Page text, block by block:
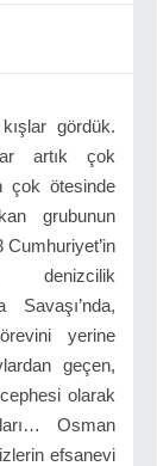
gördük.
artık çok
çok ötesinde
grubunun
Cumhuriyet’in
denizcilik
yerine
geçen,
olarak
Osman
efsanevi